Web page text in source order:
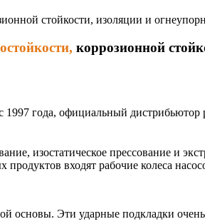
стойкости, изоляции и
коррозионной
года, официальный дистрибьютор
изостатическое прессование и
входят рабочие колеса
основы. Эти ударные подкладки